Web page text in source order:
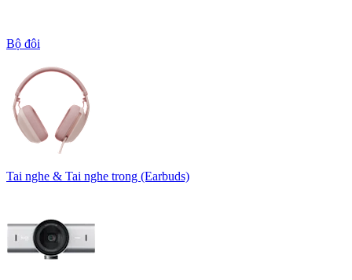
Bộ đôi
Tai nghe & Tai nghe trong (Earbuds)